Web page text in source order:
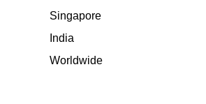
Singapore
India
Worldwide